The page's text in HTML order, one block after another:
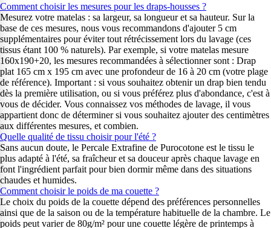
Comment choisir les mesures pour les draps-housses ?
Mesurez votre matelas : sa largeur, sa longueur et sa hauteur. Sur la
base de ces mesures, nous vous recommandons d'ajouter 5 cm
supplémentaires pour éviter tout rétrécissement lors du lavage (ces
tissus étant 100 % naturels). Par exemple, si votre matelas mesure
160x190+20, les mesures recommandées à sélectionner sont : Drap
plat 165 cm x 195 cm avec une profondeur de 16 à 20 cm (votre plage
de référence). Important : si vous souhaitez obtenir un drap bien tendu
dès la première utilisation, ou si vous préférez plus d'abondance, c'est à
vous de décider. Vous connaissez vos méthodes de lavage, il vous
appartient donc de déterminer si vous souhaitez ajouter des centimètres
aux différentes mesures, et combien.
Quelle qualité de tissu choisir pour l'été ?
Sans aucun doute, le Percale Extrafine de Purocotone est le tissu le
plus adapté à l'été, sa fraîcheur et sa douceur après chaque lavage en
font l'ingrédient parfait pour bien dormir même dans des situations
chaudes et humides.
Comment choisir le poids de ma couette ?
Le choix du poids de la couette dépend des préférences personnelles
ainsi que de la saison ou de la température habituelle de la chambre. Le
poids peut varier de 80g/m² pour une couette légère de printemps à